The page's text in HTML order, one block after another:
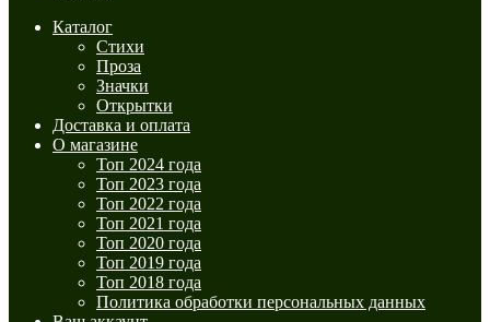
Каталог
Стихи
Проза
Значки
Открытки
Доставка и оплата
О магазине
Топ 2024 года
Топ 2023 года
Топ 2022 года
Топ 2021 года
Топ 2020 года
Топ 2019 года
Топ 2018 года
Политика обработки персональных данных